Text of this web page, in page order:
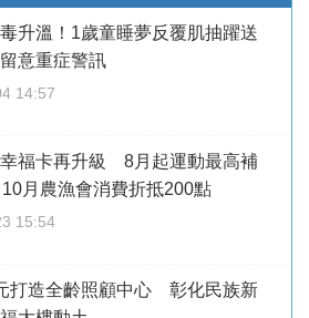
升溫！1歲童睡夢反覆肌抽躍送
意重症警訊
14:57
福卡再升級 8月起運動最高補
月農漁會消費折抵200點
15:54
打造全齡照顧中心 彰化民族新